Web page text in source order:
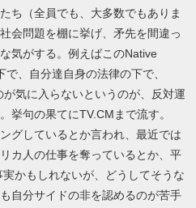
ち（全員でも、大多数でもありま
会問題を棚に挙げ、矛先を間違っ
気がする。例えばこのNative
、自分達自身の法律の下で、
気に入らないというのが、反対運
句の果てにTV.CMまで流す。
グしているとか言われ、最近では
カ人の仕事を奪っているとか、平
かもしれないが、どうしてそうな
自分サイドの非を認めるのが苦手